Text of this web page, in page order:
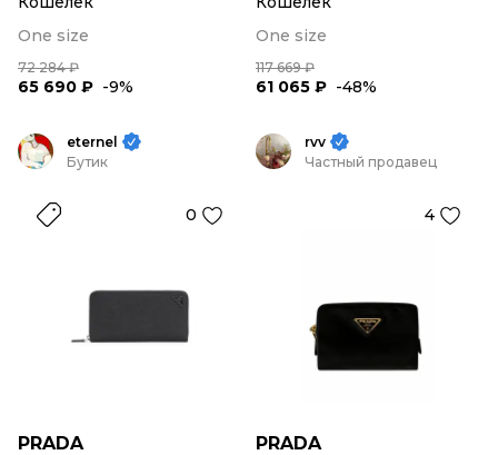
One size
72 284 ₽
65 690 ₽ -9%
One size
117 669 ₽
61 065 ₽ -48%
eternel
Бутик
0
PRADA
rvv
Частный продавец
4
PRADA